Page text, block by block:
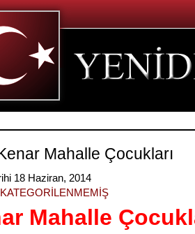
Mahalle Çocukları
18 Haziran, 2014
KATEGORİLENMEMİŞ
Mahalle